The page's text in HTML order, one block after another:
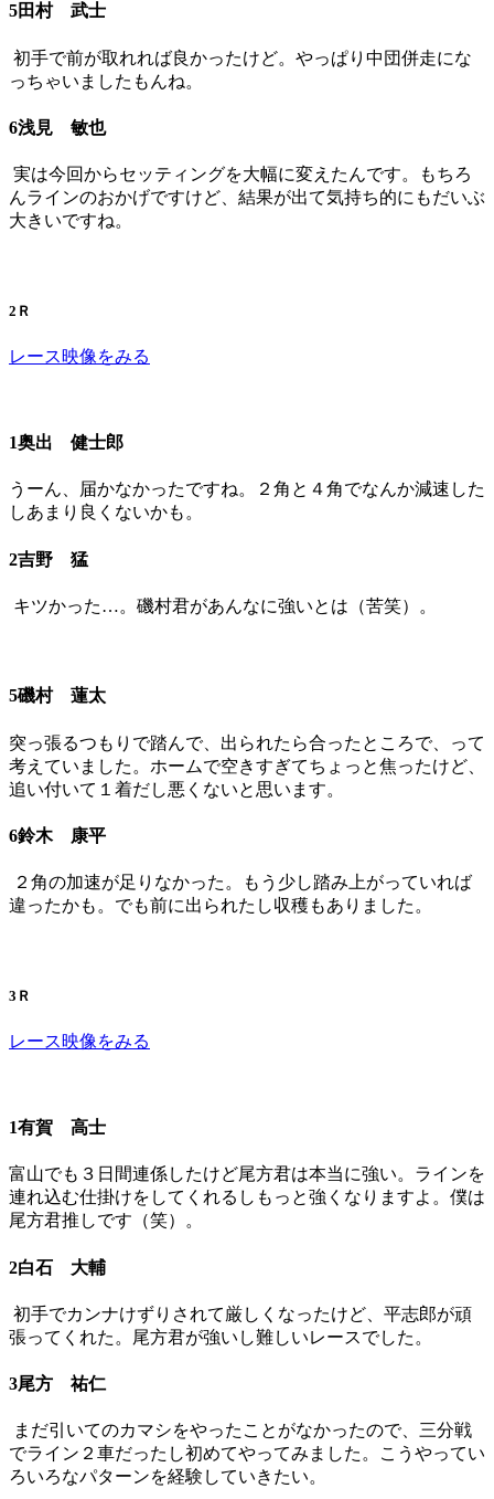
5田村 武士
初手で前が取れれば良かったけど。やっぱり中団併走にな
っちゃいましたもんね。
6浅見 敏也
実は今回からセッティングを大幅に変えたんです。もちろ
んラインのおかげですけど、結果が出て気持ち的にもだいぶ
大きいですね。
2Ｒ
レース映像をみる
1奥出 健士郎
うーん、届かなかったですね。２角と４角でなんか減速した
しあまり良くないかも。
2吉野 猛
キツかった…。磯村君があんなに強いとは（苦笑）。
5磯村 蓮太
突っ張るつもりで踏んで、出られたら合ったところで、って
考えていました。ホームで空きすぎてちょっと焦ったけど、
追い付いて１着だし悪くないと思います。
6鈴木 康平
２角の加速が足りなかった。もう少し踏み上がっていれば
違ったかも。でも前に出られたし収穫もありました。
3Ｒ
レース映像をみる
1有賀 高士
富山でも３日間連係したけど尾方君は本当に強い。ラインを
連れ込む仕掛けをしてくれるしもっと強くなりますよ。僕は
尾方君推しです（笑）。
2白石 大輔
初手でカンナけずりされて厳しくなったけど、平志郎が頑
張ってくれた。尾方君が強いし難しいレースでした。
3尾方 祐仁
まだ引いてのカマシをやったことがなかったので、三分戦
でライン２車だったし初めてやってみました。こうやってい
ろいろなパターンを経験していきたい。